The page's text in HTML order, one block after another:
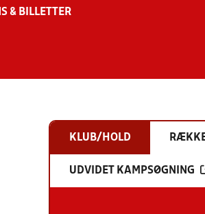
& BILLETTER
KLUB/HOLD
UDVIDET KAMPSØGNING